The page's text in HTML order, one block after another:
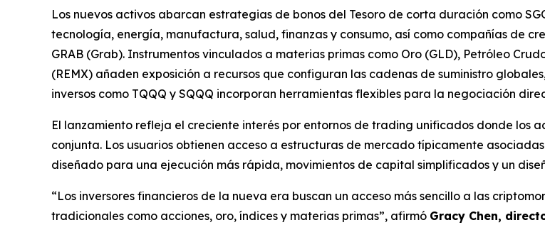
Los nuevos activos abarcan estrategias de bonos del Tesoro de corta duración como
tecnología, energía, manufactura, salud, finanzas y consumo, así como compañías de
GRAB (Grab). Instrumentos vinculados a materias primas como Oro (GLD), Petróleo
(REMX) añaden exposición a recursos que configuran las cadenas de suministro
inversos como TQQQ y SQQQ incorporan herramientas flexibles para la negociación
El lanzamiento refleja el creciente interés por entornos de trading unificados donde los
conjunta. Los usuarios obtienen acceso a estructuras de mercado típicamente
diseñado para una ejecución más rápida, movimientos de capital simplificados y un
“Los inversores financieros de la nueva era buscan un acceso más sencillo a las
tradicionales como acciones, oro, índices y materias primas”, afirmó Gracy Chen,